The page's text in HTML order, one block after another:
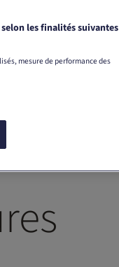
les finalités suivantes
mesure de performance des